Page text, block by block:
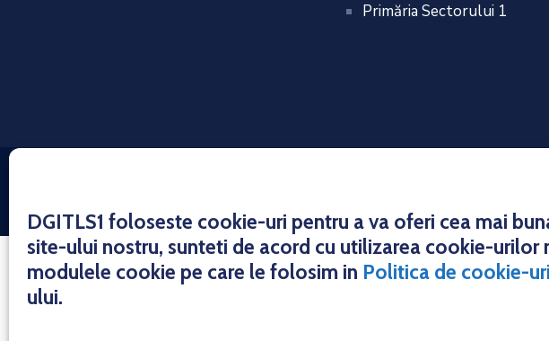
DGITLS1 foloseste cookie-uri pentru a va oferi cea mai
site-ului nostru, sunteti de acord cu utilizarea cookie-
modulele cookie pe care le folosim in Politica de cookie-uri
ului.
Primăria Sectorului 1